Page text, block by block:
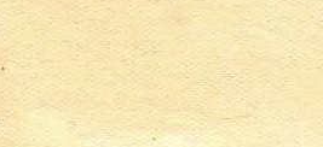
Święto dziecięcej Radości - Dzień